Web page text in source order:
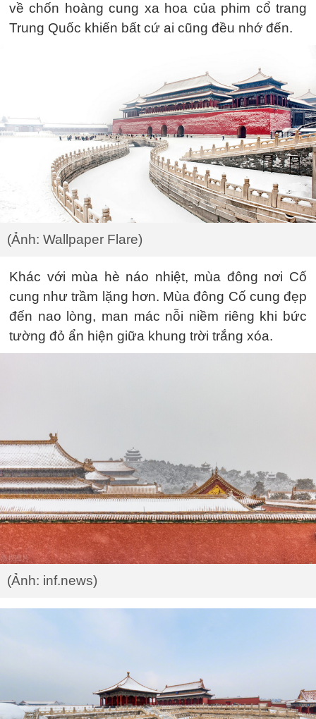
về chốn hoàng cung xa hoa của phim cổ trang
Trung Quốc khiến bất cứ ai cũng đều nhớ đến.
(Ảnh: Wallpaper Flare)
Khác với mùa hè náo nhiệt, mùa đông nơi Cố
cung như trầm lặng hơn. Mùa đông Cố cung đẹp
đến nao lòng, man mác nỗi niềm riêng khi bức
tường đỏ ẩn hiện giữa khung trời trắng xóa.
(Ảnh: inf.news)